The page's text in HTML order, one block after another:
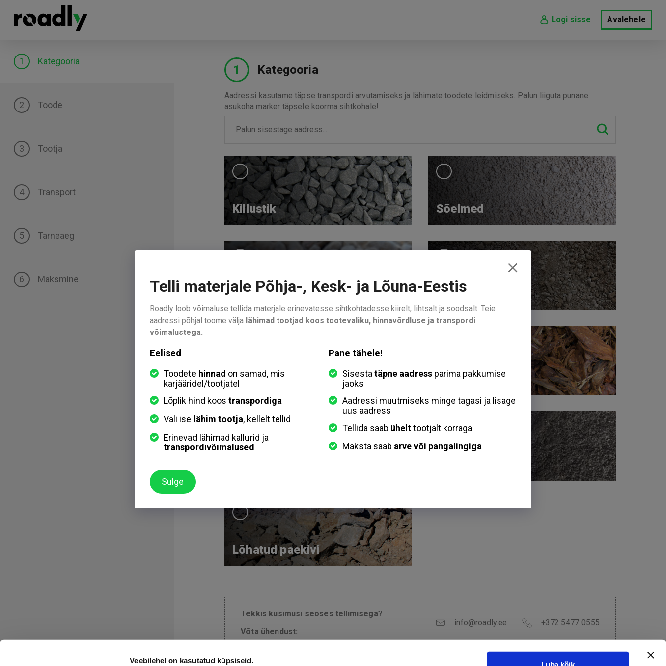
Veebilehel on kasutatud küpsiseid. Luba kõik
Logi sisse Avalehele
Kategooria
Toode
Tootja
Transport
Tarneaeg
Maksmine
1 Kategooria
Aadressi kasutame täpse transpordi arvutamiseks ja lähimate toodete leidmiseks. Palun liiguta punane
asukoha marker täpsele koorma sihtkohale!
Killustik Sõelmed
Dekoratiivkivi Kruus
Liiv Multš
Lõhatud paekivi
Tekkis küsimusi seoses tellimisega?
Võta ühendust:
info@roadly.ee +372 5477 0555